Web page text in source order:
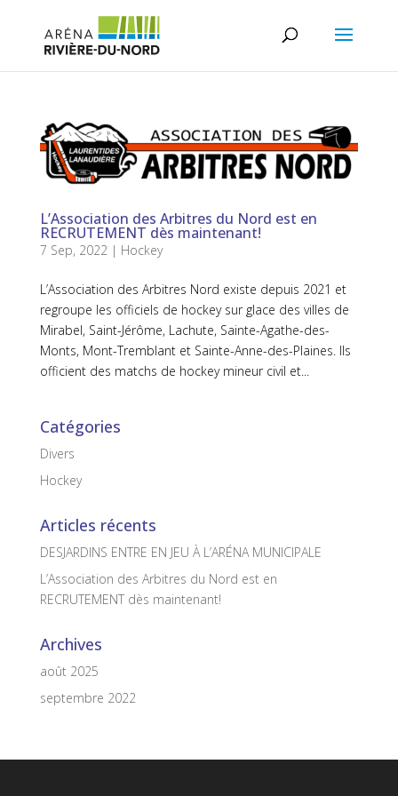
L’Association des Arbitres du Nord est en
RECRUTEMENT dès maintenant!
7 Sep, 2022 | Hockey
L’Association des Arbitres Nord existe depuis 2021 et
regroupe les officiels de hockey sur glace des villes de
Mirabel, Saint-Jérôme, Lachute, Sainte-Agathe-des-
Monts, Mont-Tremblant et Sainte-Anne-des-Plaines. Ils
officient des matchs de hockey mineur civil et...
Catégories
Divers
Hockey
Articles récents
DESJARDINS ENTRE EN JEU À L’ARÉNA MUNICIPALE
L’Association des Arbitres du Nord est en
RECRUTEMENT dès maintenant!
Archives
août 2025
septembre 2022